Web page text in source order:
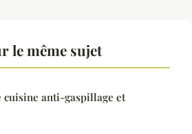
le même sujet
cuisine anti-gaspillage et